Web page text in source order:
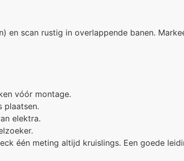
scan rustig in overlappende banen.
vóór montage.
plaatsen.
elektra.
één meting altijd kruislings. Een goede